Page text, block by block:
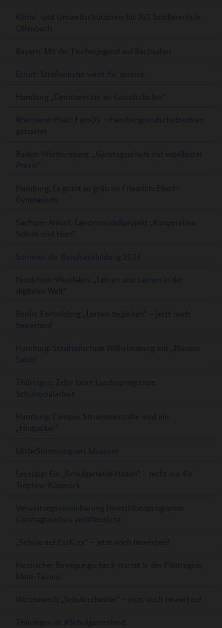
Klima- und Umweltschutzpreis für IGS Schillerschule
Offenbach
Bayern: Mit der Fischerjugend auf Bachsafari
Erfurt: Straßenbahn wirbt für Vereine
Hamburg „Gemüseacker an Grundschulen“
Rheinland-Pfalz: FamOS – Familiengrundschulzentren
gestartet
Baden-Württemberg: „Ganztagsschule mit exzellenter
Praxis“
Hamburg: Es grünt so grün im Friedrich-Ebert-
Gymnasium
Sachsen-Anhalt: Landesmodellprojekt „Kooperation
Schule und Hort“
Sommer der Berufsausbildung 2023
Nordrhein-Westfalen: „Lehren und Lernen in der
digitalen Welt“
Berlin: Fortbildung „Lernen begleiten“ – jetzt noch
bewerben!
Hamburg: Stadtteilschule Wilhelmsburg mit „Blauem
Salon“
Thüringen: Zehn Jahre Landesprogramm
Schulsozialarbeit
Hamburg: Campus Struenseestraße wird ein
„Hingucker“
MitbeStimmungsort Museum
Lesetipp: Ein „Schulgartenleitfaden“ – nicht nur für
Treptow-Köpenick
Verwaltungsvereinbarung Investitionsprogramm
Ganztagsausbau veröffentlicht
„Schule auf EssKurs“ – jetzt noch bewerben!
Hessischer Bewegungscheck startet in der Pilotregion
Main-Taunus
Wettbewerb „Schulorchester“ – jetzt noch bewerben!
Thüringen ist #Schulgartenland